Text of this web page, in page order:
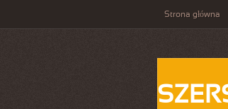
Strona główna